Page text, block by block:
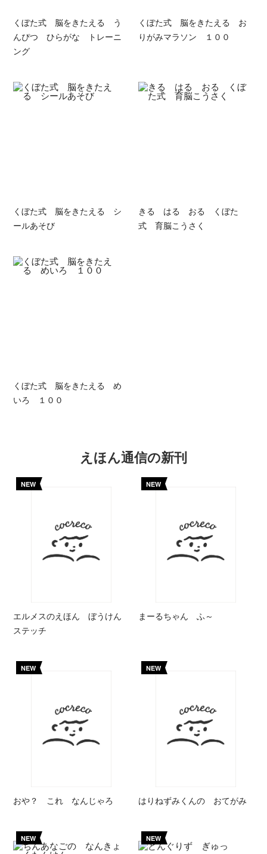
くぼた式 脳をきたえる う
んぴつ ひらがな トレーニ
ング
くぼた式 脳をきたえる お
りがみマラソン １００
くぼた式 脳をきたえる シ
ールあそび
きる はる おる くぼた
式 育脳こうさく
くぼた式 脳をきたえる め
いろ １００
えほん通信の新刊
NEW
エルメスのえほん ぼうけん
ステッチ
NEW
まーるちゃん ふ～
NEW
おや？ これ なんじゃろ
NEW
はりねずみくんの おてがみ
NEW NEW